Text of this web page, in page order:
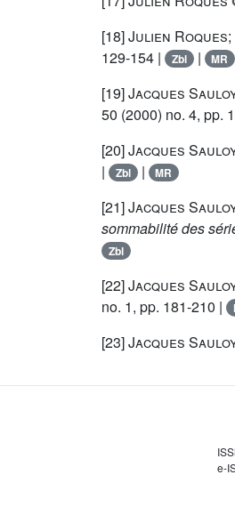
[18]Julien
129-154 |
Zbl | MR
[19]Jacques
50 (2000) no. 4, pp.
[20]Jacques
| Zbl | MR
[21]Jacques
sommabilité des
Zbl
[22]Jacques
no. 1, pp. 181-210 |
[23]Jacques
e-